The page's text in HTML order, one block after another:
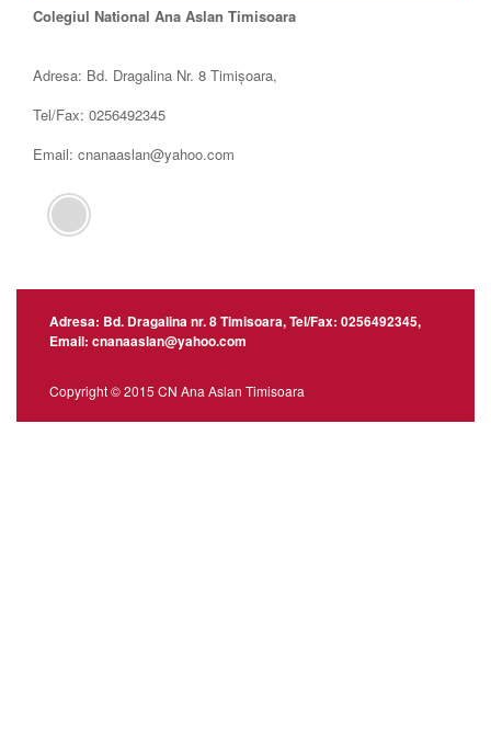
Colegiul National Ana Aslan Timisoara
Adresa: Bd. Dragalina Nr. 8 Timișoara,
Tel/Fax: 0256492345
Email: cnanaaslan@yahoo.com
Adresa: Bd. Dragalina nr. 8 Timisoara, Tel/Fax: 0256492345,
Email: cnanaaslan@yahoo.com
Copyright © 2015 CN Ana Aslan Timisoara